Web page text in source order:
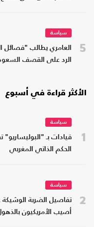
5
سياسة
العامري يطالب "فصائل
الرد على القصف
الأكثر قراءة في أسبوع
1
سياسة
قيادات بـ
الحكم الذاتي المغربي
2
سياسة
تفاصيل الضربة
أصيب الأمريكيون